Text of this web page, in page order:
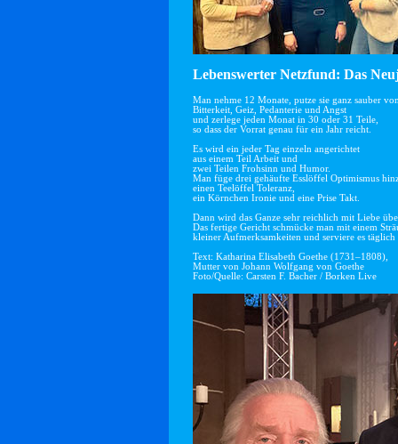
Lebenswerter Netzfund: Das
Man nehme 12 Monate, putze sie ganz sauber
Bitterkeit, Geiz, Pedanterie und Angst
und zerlege jeden Monat in 30 oder 31 Teile,
so dass der Vorrat genau für ein Jahr reicht.
Es wird ein jeder Tag einzeln angerichtet
aus einem Teil Arbeit und
zwei Teilen Frohsinn und Humor.
Man füge drei gehäufte Esslöffel Optimismus
einen Teelöffel Toleranz,
ein Körnchen Ironie und eine Prise Takt.
Dann wird das Ganze sehr reichlich mit Liebe
Das fertige Gericht schmücke man mit einem
kleiner Aufmerksamkeiten und serviere es
Text: Katharina Elisabeth Goethe (1731–1808),
Mutter von Johann Wolfgang von Goethe
Foto/Quelle: Carsten F. Bacher / Borken Live